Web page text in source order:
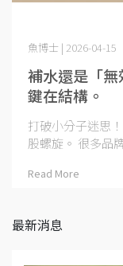
補水還是「
鍵在結構。
魚博士 | 2026-04-15
打破小分子迷思
股螺旋。 很多品
Read More
最新消息